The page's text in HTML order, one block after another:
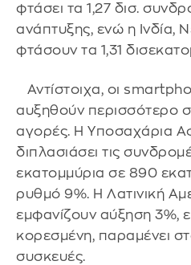
φτάσει τα 1,27 δισ.
ανάπτυξης, ενώ η Ινδία,
φτάσουν τα 1,31
Αντίστοιχα, οι
αυξηθούν περισσότερο
αγορές. Η Υποσαχάρια
διπλασιάσει τις
εκατομμύρια σε 890
ρυθμό 9%. Η Λατινική
εμφανίζουν αύξηση 3%,
κορεσμένη, παραμένει
συσκευές.